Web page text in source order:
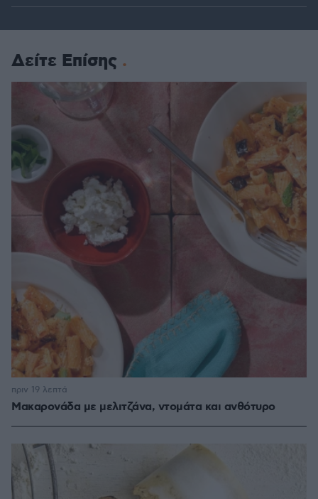
Δείτε Επίσης
Μακαρονάδα με μελιτζάνα, ντομάτα και ανθότυρο
πριν 19 λεπτά